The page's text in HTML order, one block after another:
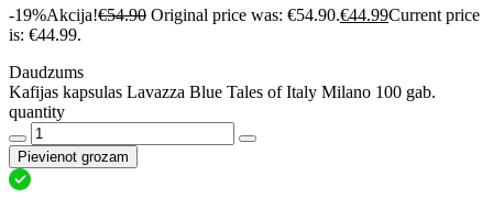
-19%Akcija!€54.90 Original price was: €54.90.€44.99Current price
is: €44.99.
Daudzums
Kafijas kapsulas Lavazza Blue Tales of Italy Milano 100 gab.
quantity
Pievienot grozam